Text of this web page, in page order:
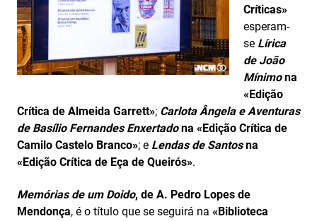
Críticas»
esperam-
se Lírica
de João
Mínimona
«Edição
Crítica de Almeida Garrett»; Carlota Ângela e Aventuras
de Basílio Fernandes Enxertadona «Edição Crítica de
Camilo Castelo Branco»; e Lendas de Santosna
«Edição Crítica de Eça de Queirós».
Memórias de um Doido, de A. Pedro Lopes de
Mendonça, é o título que se seguirá na «Biblioteca